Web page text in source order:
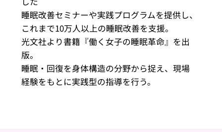
睡眠改善セミナーや実践プログラムを提供し、
これまで10万人以上の睡眠改善を支援。
光文社より書籍『働く女子の睡眠革命』を出
版。
睡眠・回復を身体構造の分野から捉え、現場
経験をもとに実践型の指導を行う。